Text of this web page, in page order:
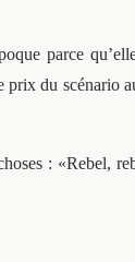
parce
prix du scénario
: «Rebel,